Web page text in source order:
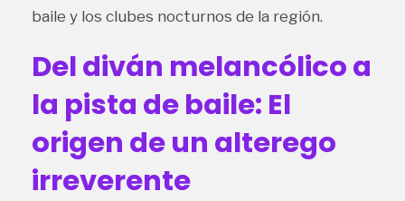
baile y los clubes nocturnos de la región.
Del diván melancólico a
la pista de baile: El
origen de un alterego
irreverente